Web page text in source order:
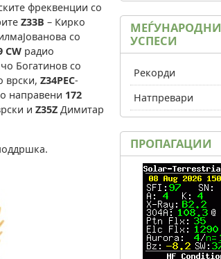
фреквенции со
Z33B – Кирко
со
CW радио
Богатинов со
врски, Z34PEC-
направени 172
и Z35Z Димитар
МЕЃУНАРОДНИ
УСПЕСИ
Рекорди
Натпревари
ПРОПАГАЦИИ